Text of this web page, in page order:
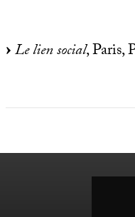
Le lien social, Paris,